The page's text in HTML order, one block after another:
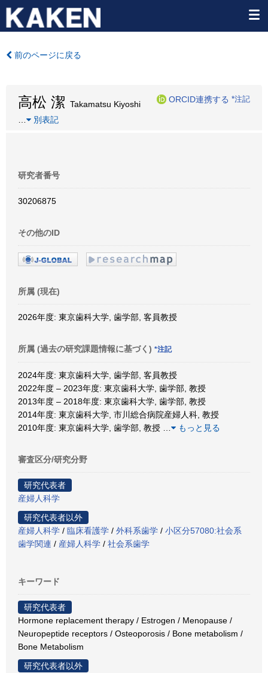
前のページに戻る
高松 潔 Takamatsu Kiyoshi
ORCID連携する *注記
別表記
研究者番号
30206875
その他のID
所属 (現在)
2026年度: 東京歯科大学, 歯学部, 客員教授
所属 (過去の研究課題情報に基づく) *注記
2024年度: 東京歯科大学, 歯学部, 客員教授
2022年度 – 2023年度: 東京歯科大学, 歯学部, 教授
2013年度 – 2018年度: 東京歯科大学, 歯学部, 教授
2014年度: 東京歯科大学, 市川総合病院産婦人科, 教授
2010年度: 東京歯科大学, 歯学部, 教授
もっと見る
審査区分/研究分野
研究代表者
産婦人科学
研究代表者以外
産婦人科学 / 臨床看護学 / 外科系歯学 / 小区分57080:社会系
歯学関連 / 産婦人科学 / 社会系歯学
キーワード
研究代表者
Hormone replacement therapy / Estrogen / Menopause /
Neuropeptide receptors / Osteoporosis / Bone metabolism /
Bone Metabolism
研究代表者以外